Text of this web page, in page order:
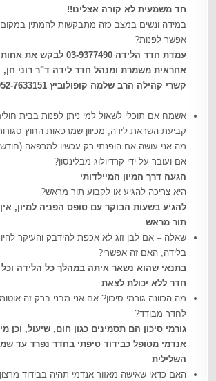
חד משמעית לא קורה אצלינו!!
במידה ונשים במצב כזה מתבקשות להמתין במקום
אפשר לפנות?
עמדת חדר הלידה 03-9377490
אחראית משמרת ומנהל חדר לידה ד"ר רוני
קשרי קהילה הרב שלמה קופולוביץ 052-7633151
אשמח אם תוכלי לשאול למי ניתן לפנות בבית
קביעת השראת לידה, מכיוון שמרפאות החוץ
מה אני עושה אם הופנתי רק עכשיו למרפאה
אם ועובר על ידי קרדיולוג מבלינסון?
הגעה דרך המיון המיילדותי
היא צריכה להגיע או לקבוע תור מראש?
להגיע בשעות הבוקר עם טופס הפניה למיון,
תור מראש
שאלה – אם לבן זוג לא אכפת להידבק והעיקר
בלידה, האם זה אפשרי?
בתנאי שהוא נשאר איתה במהלך כל הלידה וכל
חדר ללא יכולת לצאת
מה הכוונה גורמי סיכון? אם אני מבני ברק זה
לחדר מבודד?
גורמי סיכון הם תסמינים כגון חום, שיעול, וכן
אנדמי מטופל כבידוד טיפתי בחדר נפרד עד
השלילית
האם כדאי שאישה מאזור אנדמי תהיה בבידוד